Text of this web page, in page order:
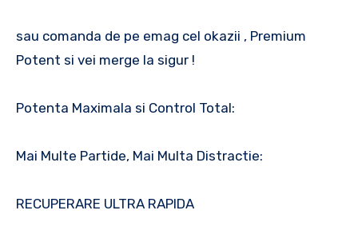
sau comanda de pe emag cel okazii , Premium
Potent si vei merge la sigur !
Potenta Maximala si Control Total:
Mai Multe Partide, Mai Multa Distractie:
RECUPERARE ULTRA RAPIDA